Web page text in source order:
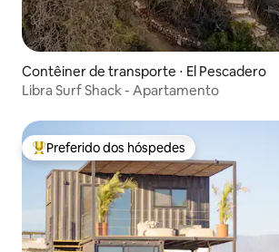
Contêiner de transporte ⋅ El Pescadero
Libra Surf Shack - Apartamento
Entre os melhores preferidos dos hóspedes
Preferido dos hóspedes